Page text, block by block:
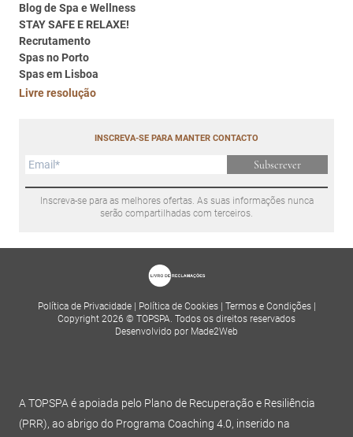
Blog de Spa e Wellness
STAY SAFE E RELAXE!
Recrutamento
Spas no Porto
Spas em Lisboa
Livre resolução
INSCREVA-SE PARA MANTER CONTACTO
Subscrever
Inscreva-se para as melhores ofertas. As suas informações nunca
serão compartilhadas com terceiros.
Política de Privacidade Política de Cookies Termos e Condições
Copyright 2026 © TOPSPA. Todos os direitos reservados
Desenvolvido por Made2Web
A TOPSPA é apoiada pelo Plano de Recuperação e Resiliência
(PRR), ao abrigo do Programa Coaching 4.0, inserido na